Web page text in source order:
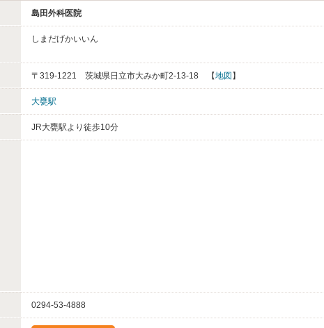
島田外科医院
しまだげかいいん
〒319-1221 茨城県日立市大みか町2-13-18 【地図 】
大甕駅
JR大甕駅より徒歩10分
0294-53-4888